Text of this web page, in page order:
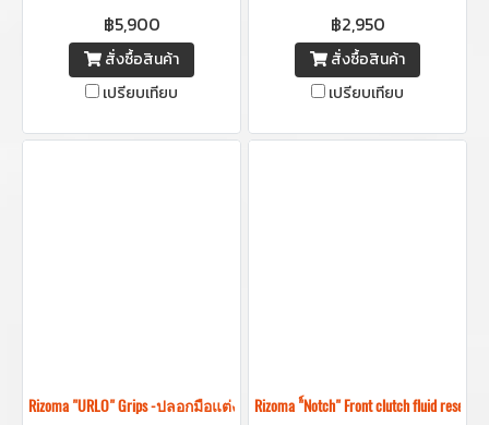
อย่างมีระดับที่ผสานดีไซน์มินิมอล
กับอารมณ์สปอร์ตได้อย่างลงตัว
฿5,900
สั่งซื้อสินค้า
เปรียบเทียบ
เน้นความมินิมอลที่ผสานอารมณ์
สปอร์ตอย่างลงตัว ผลิตจาก
อะลูมิเนียม Billet ทั้งชิ้น แข็งแรง
พรีเมียมในทุกดีเทล
฿2,950
สั่งซื้อสินค้า
เปรียบเทียบ
Rizoma "URLO" Grips -ปลอกมือแต่งริโซม่าRizoma "์Notch" Front clutch fluid